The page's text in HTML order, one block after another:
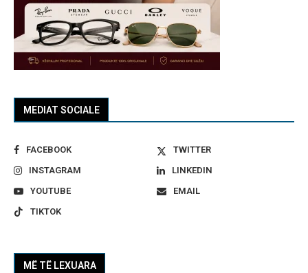
MEDIAT SOCIALE
FACEBOOK
TWITTER
INSTAGRAM
LINKEDIN
YOUTUBE
EMAIL
TIKTOK
MË TË LEXUARA